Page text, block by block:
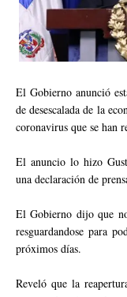
El Gobierno anunció
de desescalada de la
coronavirus que se han
El anuncio lo hizo
una declaración de
El Gobierno dijo que
resguardandose para
próximos días.
Reveló que la